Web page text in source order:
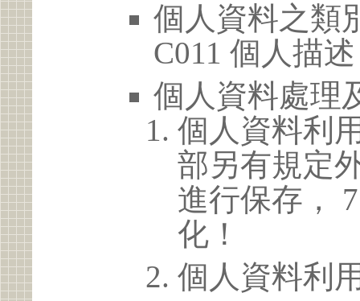
個人資料之類
C011 個人描述
個人資料處理
個人資料利
部另有規定
進行保存，
化！
個人資料利